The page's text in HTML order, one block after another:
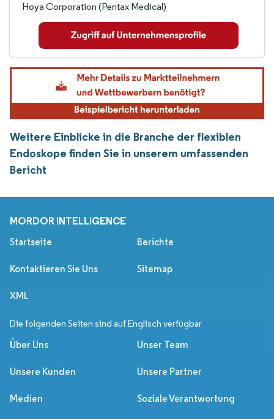
Hoya Corporation (Pentax Medical)
Weitere Einblicke in die Branche der flexiblen
Endoskope finden Sie in unserem umfassenden
Bericht
MORDOR INTELLIGENCE
Startseite Berichte
Kontaktieren Sie Uns Sitemap
XML
Die folgenden Seiten sind auf Englisch verfügbar
Über Uns Unser Team
Unsere Kunden Unsere Partner
Medien Soziale Verantwortung